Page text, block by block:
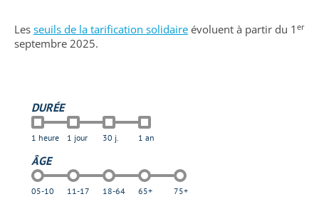
Les seuils de la tarification solidaire évoluent à partir du 1 er
septembre 2025.
DURÉE
1 heure 1 jour 30 j. 1 an
ÂGE
05-10 11-17 18-64 65+ 75+